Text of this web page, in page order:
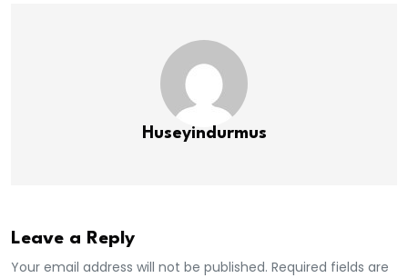
Huseyindurmus
Leave a Reply
Your email address will not be published. Required fields are